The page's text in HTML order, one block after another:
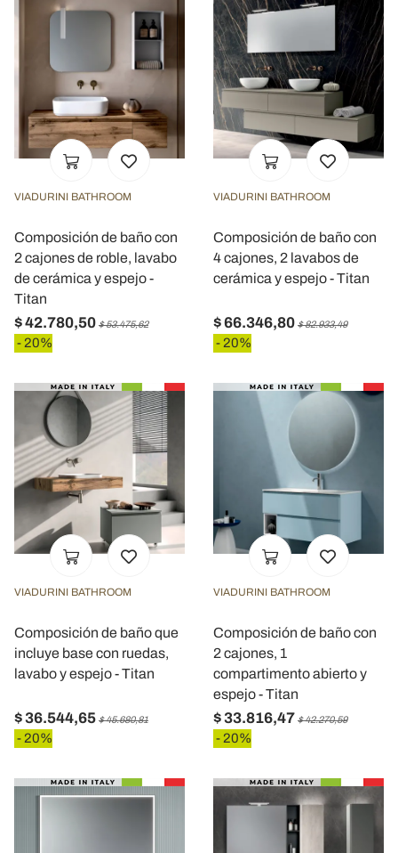
VIADURINI BATHROOM
Composición de baño con
2 cajones de roble, lavabo
de cerámica y espejo -
Titan
$ 42.780,50 $ 53.475,62
- 20%
VIADURINI BATHROOM
Composición de baño con
4 cajones, 2 lavabos de
cerámica y espejo - Titan
$ 66.346,80 $ 82.933,49
- 20%
VIADURINI BATHROOM
Composición de baño que
incluye base con ruedas,
lavabo y espejo - Titan
$ 36.544,65 $ 45.680,81
- 20%
VIADURINI BATHROOM
Composición de baño con
2 cajones, 1
compartimento abierto y
espejo - Titan
$ 33.816,47 $ 42.270,59
- 20%